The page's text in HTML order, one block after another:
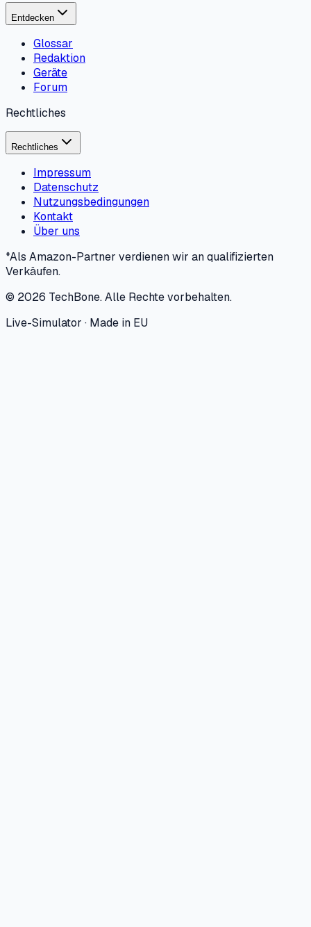
Entdecken
Glossar
Redaktion
Geräte
Forum
Rechtliches
Rechtliches
Impressum
Datenschutz
Nutzungsbedingungen
Kontakt
Über uns
*Als Amazon-Partner verdienen wir an qualifizierten
Verkäufen.
© 2026 TechBone.Alle Rechte vorbehalten.
Live-Simulator · Made in EU